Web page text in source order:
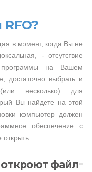
в момент, когда Вы не
- отсутствие
программы на Вашем
достаточно выбрать и
несколько) для
Вы найдете на этой
компьютер должен
обеспечение с
файл